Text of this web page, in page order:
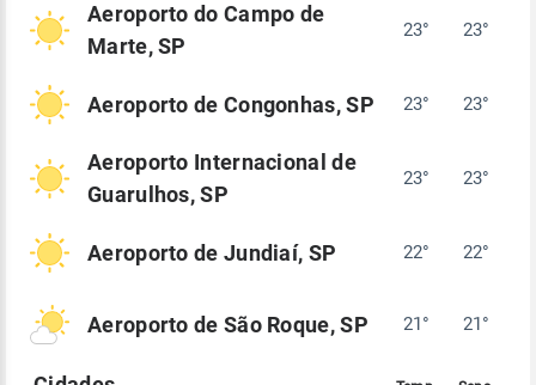
Aeroporto do Campo de
Marte, SP
23° 23°
Aeroporto de Congonhas, SP 23° 23°
Aeroporto Internacional de
Guarulhos, SP
23° 23°
Aeroporto de Jundiaí, SP 22° 22°
Aeroporto de São Roque, SP 21° 21°